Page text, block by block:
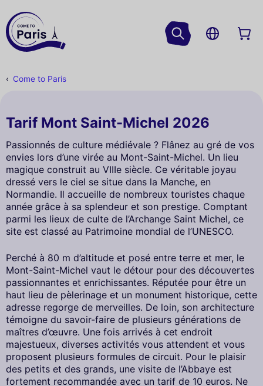
Come to Paris
Tarif Mont Saint-Michel 2026
Passionnés de culture médiévale ? Flânez au gré de vos
envies lors d’une virée au Mont-Saint-Michel. Un lieu
magique construit au VIIIe siècle. Ce véritable joyau
dressé vers le ciel se situe dans la Manche, en
Normandie. Il accueille de nombreux touristes chaque
année grâce à sa splendeur et son prestige. Comptant
parmi les lieux de culte de l’Archange Saint Michel, ce
site est classé au Patrimoine mondial de l’UNESCO.
Perché à 80 m d’altitude et posé entre terre et mer, le
Mont-Saint-Michel vaut le détour pour des découvertes
passionnantes et enrichissantes. Réputée pour être un
haut lieu de pèlerinage et un monument historique, cette
adresse regorge de merveilles. De loin, son architecture
témoigne du savoir-faire de plusieurs générations de
maîtres d’œuvre. Une fois arrivés à cet endroit
majestueux, diverses activités vous attendent et vous
proposent plusieurs formules de circuit. Pour le plaisir
des petits et des grands, une visite de l’Abbaye est
fortement recommandée avec un tarif de 10 euros. Ne